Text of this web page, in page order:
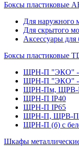
Боксы пластиковые
Для наружного
Для скрытого
Аксессуары для
Боксы пластиковые
ЩРН-П "ЭКО" -
ЩРН-П "ЭКО" -
ЩРН-Пм,
ЩРН-П IP40
ЩРН-П IP65
ЩРН-П, ЩРВ-П
ЩРН-П (б) с
Шкафы